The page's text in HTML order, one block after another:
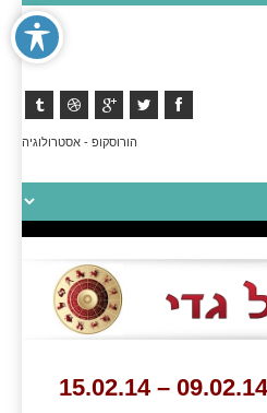
הורוסקופ - אסטרולוגיה